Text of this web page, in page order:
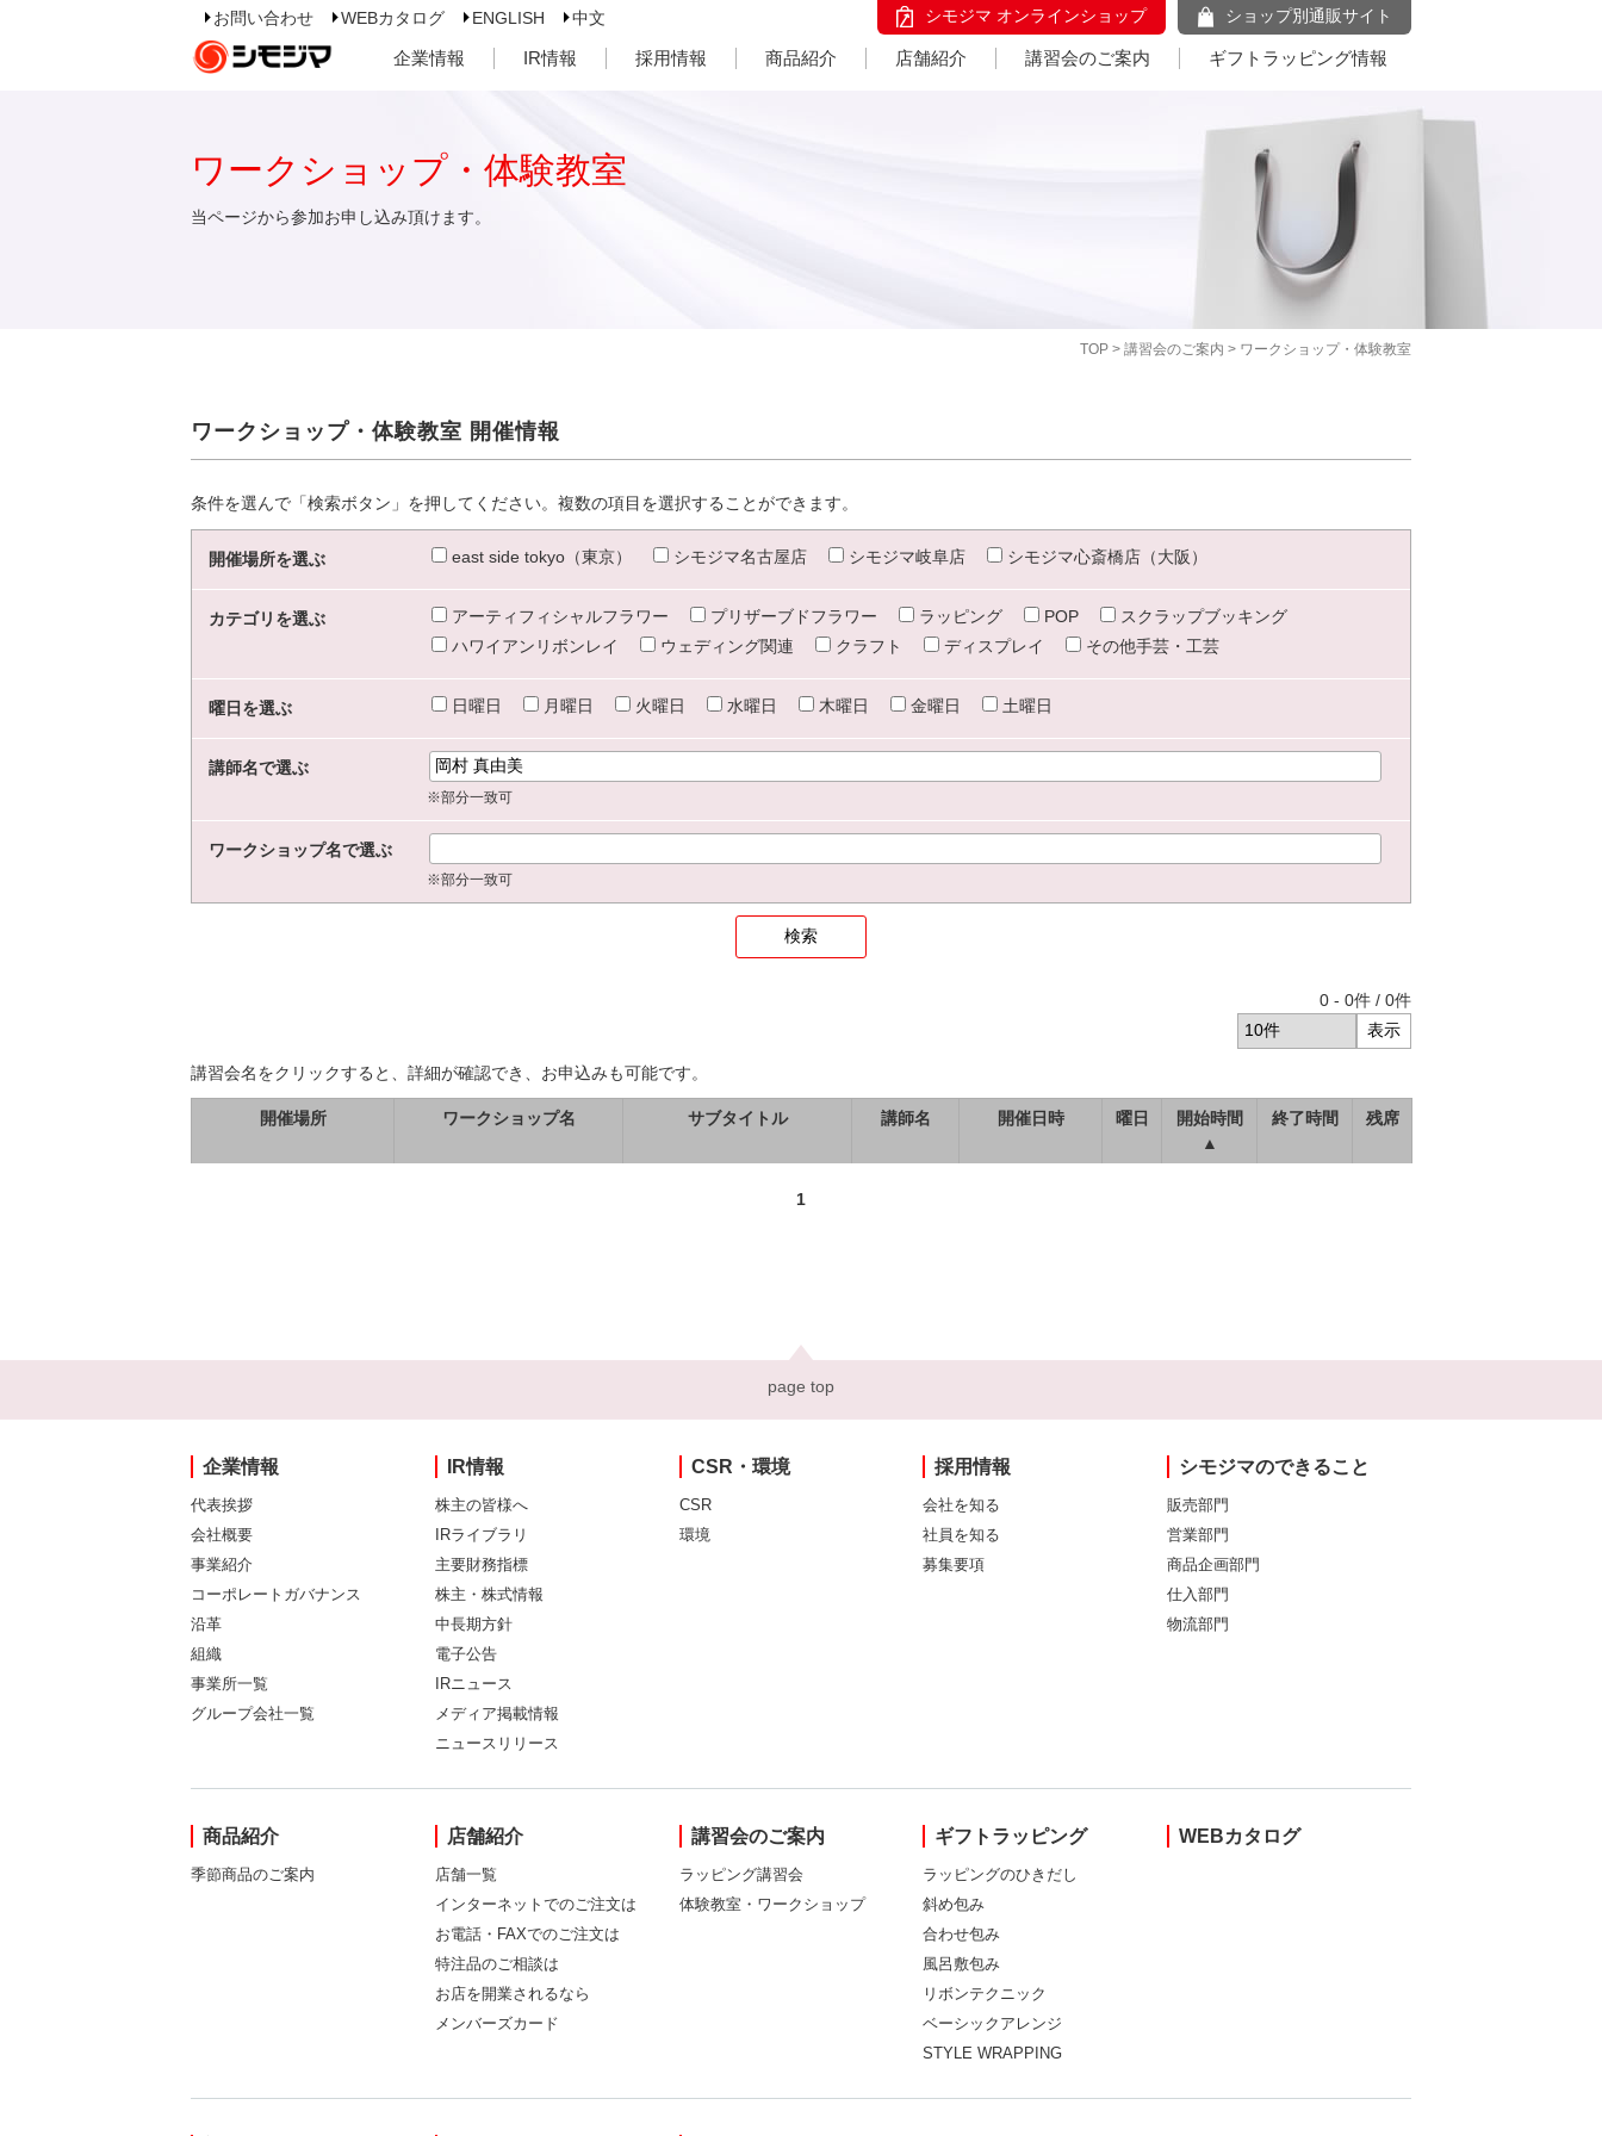
お問い合わせ WEBカタログ ENGLISH 中文 シモジマ オンラインショップ ショップ別通販サイト
企業情報 IR情報 採用情報 商品紹介 店舗紹介 講習会のご案内 ギフトラッピング情報
TOP > 講習会のご案内 > ワークショップ・体験教室
ワークショップ・体験教室
当ページから参加お申し込み頂けます。
ワークショップ・体験教室 開催情報
条件を選んで「検索ボタン」を押してください。複数の項目を選択することができます。
開催場所を選ぶ east side tokyo（東京） シモジマ名古屋店 シモジマ岐阜店 シモジマ心斎橋店（大阪）
カテゴリを選ぶ アーティフィシャルフラワー プリザーブドフラワー ラッピング POP
スクラップブッキング
ハワイアンリボンレイ
ウェディング関連 クラフト ディスプレイ その他手芸・工芸
曜日を選ぶ 日曜日 月曜日 火曜日 水曜日 木曜日 金曜日 土曜日
講師名で選ぶ
※部分一致可
ワークショップ名で選ぶ
※部分一致可
0 - 0件 / 0件
講習会名をクリックすると、詳細が確認でき、お申込みも可能です。
開催場所 ワークショップ名 サブタイトル 講師名 開催日時 曜日
開始時間
▲
終了時間 残席
1
page top
企業情報
代表挨拶
会社概要
事業紹介
コーポレートガバナンス
沿革
組織
事業所一覧
グループ会社一覧
IR情報
株主の皆様へ
IRライブラリ
主要財務指標
株主・株式情報
中長期方針
電子公告
IRニュース
メディア掲載情報
ニュースリリース
CSR・環境
CSR
環境
採用情報
会社を知る
社員を知る
募集要項
シモジマのできること
販売部門
営業部門
商品企画部門
仕入部門
物流部門
商品紹介
季節商品のご案内
店舗紹介
店舗一覧
インターネットでのご注文は
お電話・FAXでのご注文は
特注品のご相談は
お店を開業されるなら
メンバーズカード
講習会のご案内
ラッピング講習会
体験教室・ワークショップ
ギフトラッピング
ラッピングのひきだし
斜め包み
合わせ包み
風呂敷包み
リボンテクニック
ベーシックアレンジ
STYLE WRAPPING
WEBカタログ